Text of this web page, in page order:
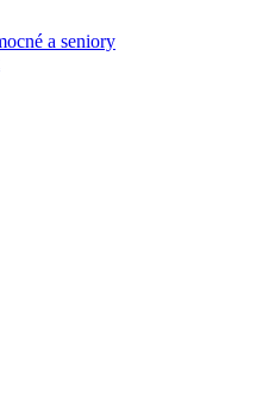
a seniory